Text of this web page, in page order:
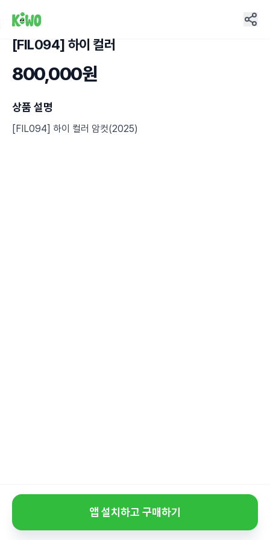
[FIL094] 하이 컬러
800,000원
상품 설명
[FIL094] 하이 컬러 암컷(2025)
앱 설치하고 구매하기